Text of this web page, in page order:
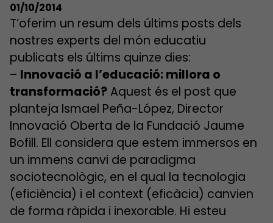
01/10/2014
T’oferim un resum dels últims posts dels
nostres experts del món educatiu
publicats els últims quinze dies:
– Innovació a l’educació: millora o
transformació? Aquest és el post que
planteja Ismael Peña-López, Director
Innovació Oberta de la Fundació Jaume
Bofill. Ell considera que estem immersos en
un immens canvi de paradigma
sociotecnològic, en el qual la tecnologia
(eficiència) i el context (eficàcia) canvien
de forma ràpida i inexorable. Hi esteu